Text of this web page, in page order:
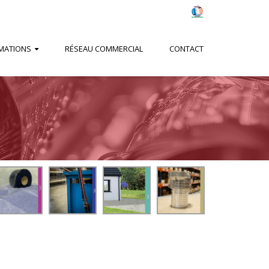
RÉSEAU COMMERCIAL CONTACT